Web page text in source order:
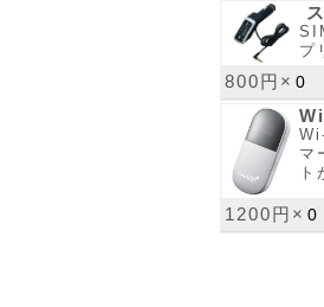
プ
800円×
マ
ト
1200円×